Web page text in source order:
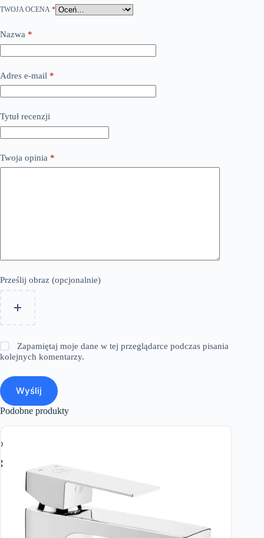
TWOJA OCENA *
Nazwa *
Adres e-mail *
Tytuł recenzji
Twoja opinia *
Prześlij obraz (opcjonalnie)
Zapamiętaj moje dane w tej przeglądarce podczas pisania
kolejnych komentarzy.
Wyślij
Podobne produkty